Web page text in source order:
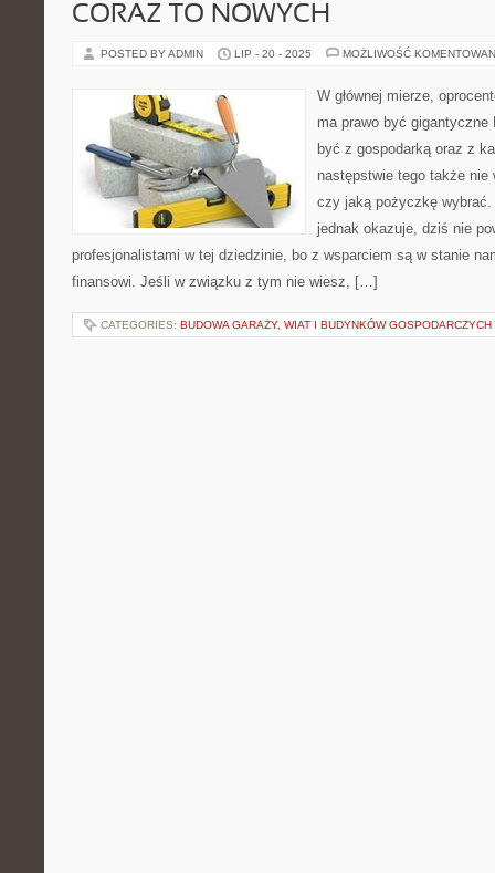
CORAZ TO NOWYCH
POSTED BY ADMIN LIP - 20 - 2025 MOŻLIWOŚĆ
W głównej mierze,
ma prawo być
być z gospodarką oraz z
następstwie tego także
czy jaką pożyczkę
jednak okazuje, dziś nie
profesjonalistami w tej dziedzinie, bo z wsparciem są w stanie
finansowi. Jeśli w związku z tym nie wiesz, […]
CATEGORIES: BUDOWA GARAŻY, WIAT I BUDYNKÓW GOSPODARCZYCH